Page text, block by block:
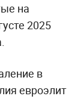
на
2025
в
евроэлит